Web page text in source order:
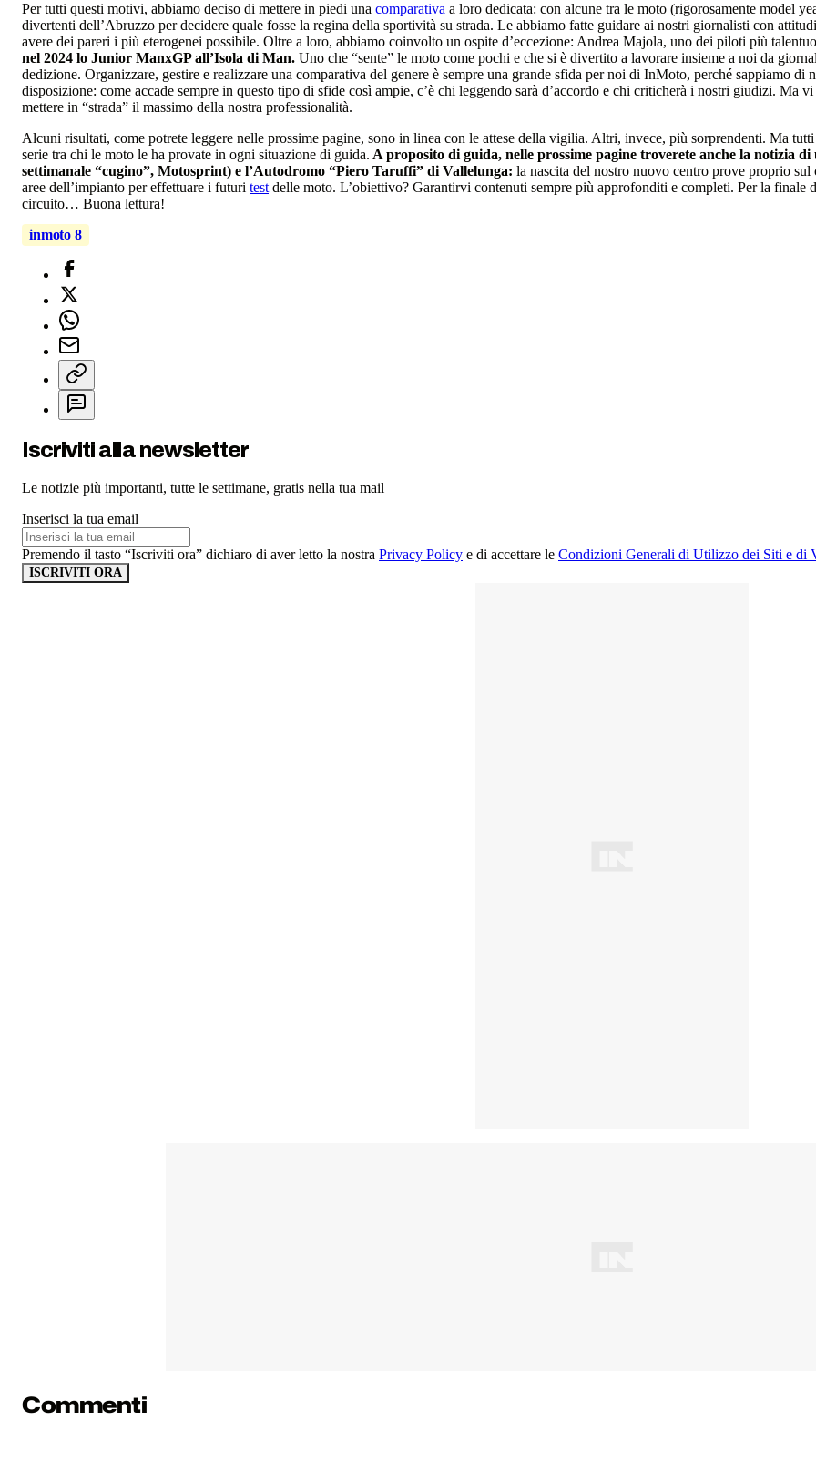
Per tutti questi motivi, abbiamo deciso di mettere in piedi una comparativa a loro dedicata: con alcune tra le moto (rigorosamente model
divertenti dell’Abruzzo per decidere quale fosse la regina della sportività su strada. Le abbiamo fatte guidare ai nostri giornalisti con
avere dei pareri i più eterogenei possibile. Oltre a loro, abbiamo coinvolto un ospite d’eccezione: Andrea Majola, uno dei piloti più
nel 2024 lo Junior ManxGP all’Isola di Man. Uno che “sente” le moto come pochi e che si è divertito a lavorare insieme a noi da
dedizione. Organizzare, gestire e realizzare una comparativa del genere è sempre una grande sfida per noi di InMoto, perché sappiamo di
disposizione: come accade sempre in questo tipo di sfide così ampie, c’è chi leggendo sarà d’accordo e chi criticherà i nostri giudizi. Ma
mettere in “strada” il massimo della nostra professionalità.
Alcuni risultati, come potrete leggere nelle prossime pagine, sono in linea con le attese della vigilia. Altri, invece, più sorprendenti. Ma
serie tra chi le moto le ha provate in ogni situazione di guida. A proposito di guida, nelle prossime pagine troverete anche la notizia
settimanale “cugino”, Motosprint) e l’Autodromo “Piero Taruffi” di Vallelunga: la nascita del nostro nuovo centro prove proprio
aree dell’impianto per effettuare i futuri testdelle moto. L’obiettivo? Garantirvi contenuti sempre più approfonditi e completi. Per la finale
circuito… Buona lettura!
inmoto 8
Iscriviti alla newsletter
Le notizie più importanti, tutte le settimane, gratis nella tua mail
Inserisci la tua email
Premendo il tasto “Iscriviti ora” dichiaro di aver letto la nostra Privacy Policy e di accettare le Condizioni Generali di Utilizzo dei Siti e di
ISCRIVITI ORA
Commenti